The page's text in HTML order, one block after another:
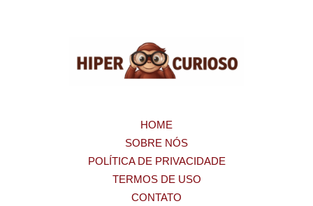
HOME
SOBRE NÓS
POLÍTICA DE PRIVACIDADE
TERMOS DE USO
CONTATO